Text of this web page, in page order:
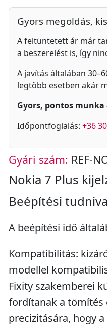
Gyors megoldás,
A feltüntetett ár már
a beszerelést is, így
A javítás általában
legtöbb esetben akár
Gyors, pontos
Időpontfoglalás: +36
Gyári szám: REF-
Nokia 7 Plus
Beépítési
A beépítési idő
Kompatibilitás:
modellel
Fixity szakemberei
fordítanak a tömítés
precizitására, hogy